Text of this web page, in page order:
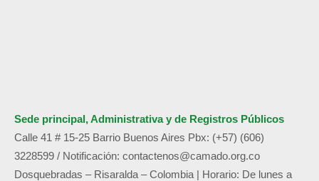
Sede principal, Administrativa y de Registros Públicos
Calle 41 # 15-25 Barrio Buenos Aires Pbx: (+57) (606)
3228599 / Notificación: contactenos@camado.org.co
Dosquebradas – Risaralda – Colombia | Horario: De lunes a